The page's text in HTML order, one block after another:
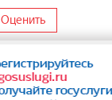
Оценить